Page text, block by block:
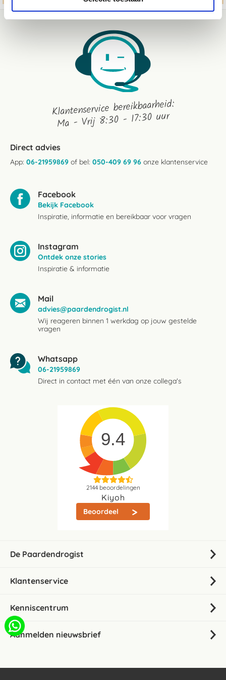
Klantenservice bereikbaarheid:
Ma - Vrij 8:30 - 17:30 uur
Direct advies
App: 06-21959869 of bel: 050-409 69 96 onze klantenservice
Facebook
Bekijk Facebook
Inspiratie, informatie en bereikbaar voor vragen
Instagram
Ontdek onze stories
Inspiratie & informatie
Mail
advies@paardendrogist.nl
Wij reageren binnen 1 werkdag op jouw gestelde
vragen
Whatsapp
06-21959869
Direct in contact met één van onze collega's
9.4
2144beoordelingen
Kiyoh
Beoordeel
De Paardendrogist
Klantenservice
Kenniscentrum
Aanmelden nieuwsbrief